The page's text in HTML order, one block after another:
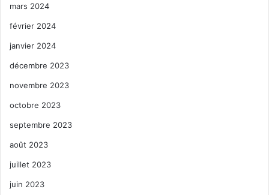
mars 2024
février 2024
janvier 2024
décembre 2023
novembre 2023
octobre 2023
septembre 2023
août 2023
juillet 2023
juin 2023